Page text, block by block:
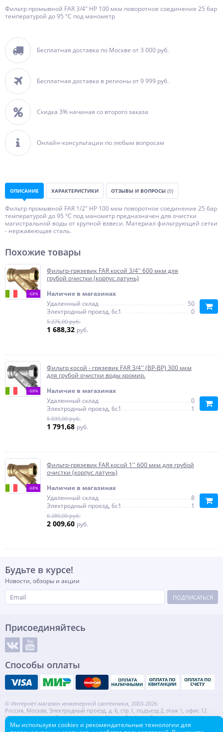
Фильтр промывной FAR 3/4" НР 100 мкм поворотное соединение 25 бар
температурой до 95 °С под манометр
Бесплатная доставка по Москве от 3 000 руб.
Бесплатная доставка в регионы от 9 999 руб.
Скидка 3% начиная со второго заказа
Онлайн-консультации по любым вопросам
ОПИСАНИЕ ХАРАКТЕРИСТИКИ ОТЗЫВЫ И ВОПРОСЫ (0)
Фильтр промывной FAR 1/2" НР 100 мкм поворотное соединение 25 бар
температурой до 95 °С под манометр предназначен для очистки
магистральной воды от крупной взвеси. Материал фильтрующей сетки
- нержавеющая сталь.
Похожие товары
-68%
Фильтр-грязевик FAR косой 3/4'' 600 мкм для
грубой очистки (корпус латунь)
Наличие в магазинах
Удаленный склад
50
Электродный проезд, 6с1
0
5 276,00 руб.
1 688,32 руб.
-68%
Фильтр косой - грязевик FAR 3/4'' (ВР-ВР) 300 мкм
для грубой очистки воды хромир.
Наличие в магазинах
Удаленный склад
0
Электродный проезд, 6с1
1
5 599,00 руб.
1 791,68 руб.
-68%
Фильтр-грязевик FAR косой 1'' 600 мкм для грубой
очистки (корпус латунь)
Наличие в магазинах
Удаленный склад
8
Электродный проезд, 6с1
1
6 280,00 руб.
2 009,60 руб.
Будьте в курсе!
Новости, обзоры и акции
ПОДПИСАТЬСЯ
Присоединяйтесь
Способы оплаты
© Интернет-магазин инженерной сантехники, 2003-2026
Россия, Москва, Электродный проезд, д. 6, стр.1, подъезд 2, этаж 1, офис 12
Информация на сайте не является публичной офертой.
ИНН: 7720553918 КПП: 772001001
Мы используем cookies и рекомендательные технологии для